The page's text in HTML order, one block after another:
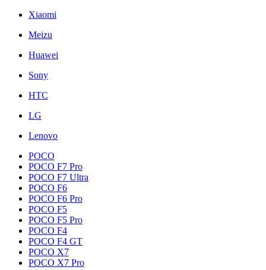
Xiaomi
Meizu
Huawei
Sony
HTC
LG
Lenovo
POCO
POCO F7 Pro
POCO F7 Ultra
POCO F6
POCO F6 Pro
POCO F5
POCO F5 Pro
POCO F4
POCO F4 GT
POCO X7
POCO X7 Pro